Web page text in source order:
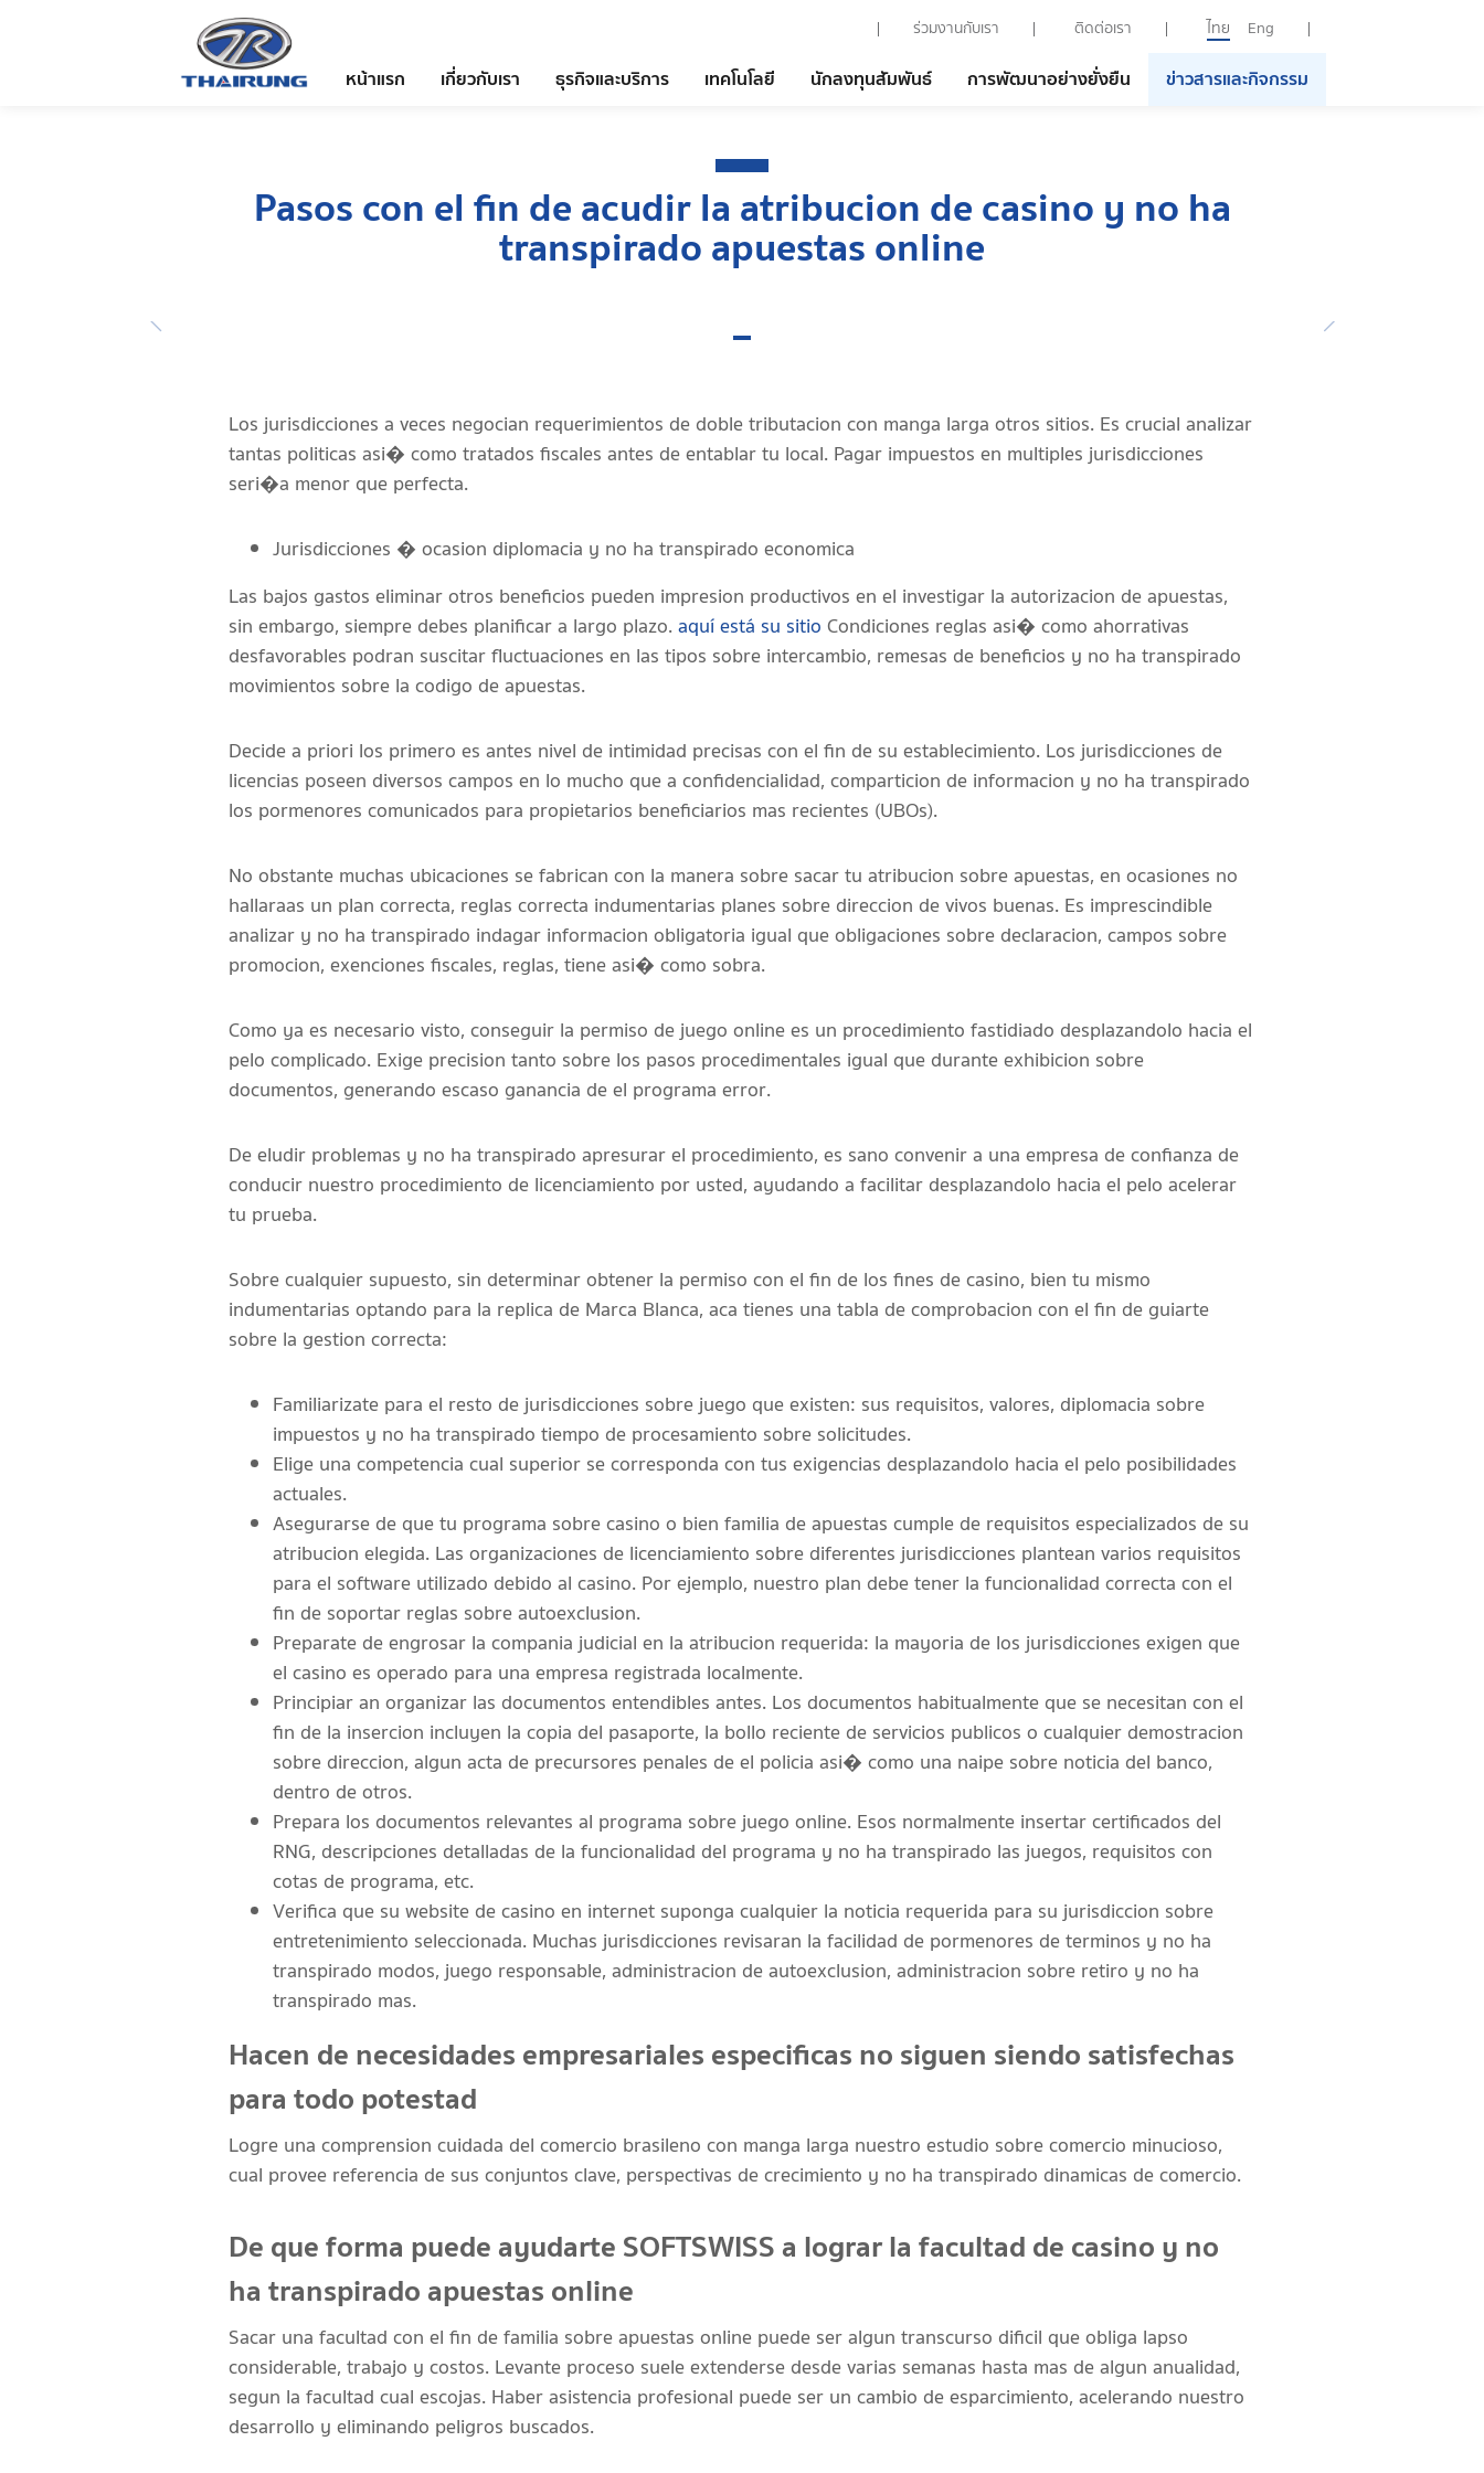
ร่วมงานกับเรา ติดต่อเรา ไทย Eng
หน้าแรก เกี่ยวกับเรา ธุรกิจและบริการ เทคโนโลยี นักลงทุนสัมพันธ์ การพัฒนาอย่างยั่งยืน ข่าวสารและกิจกรรม
Pasos con el fin de acudir la atribucion de casino y no ha
transpirado apuestas online
Los jurisdicciones a veces negocian requerimientos de doble tributacion con manga larga otros sitios. Es crucial analizar
tantas politicas asi� como tratados fiscales antes de entablar tu local. Pagar impuestos en multiples jurisdicciones
seri�a menor que perfecta.
Jurisdicciones � ocasion diplomacia y no ha transpirado economica
Las bajos gastos eliminar otros beneficios pueden impresion productivos en el investigar la autorizacion de apuestas,
sin embargo, siempre debes planificar a largo plazo.aquí está su sitio Condiciones reglas asi� como ahorrativas
desfavorables podran suscitar fluctuaciones en las tipos sobre intercambio, remesas de beneficios y no ha transpirado
movimientos sobre la codigo de apuestas.
Decide a priori los primero es antes nivel de intimidad precisas con el fin de su establecimiento. Los jurisdicciones de
licencias poseen diversos campos en lo mucho que a confidencialidad, comparticion de informacion y no ha transpirado
los pormenores comunicados para propietarios beneficiarios mas recientes (UBOs).
No obstante muchas ubicaciones se fabrican con la manera sobre sacar tu atribucion sobre apuestas, en ocasiones no
hallaraas un plan correcta, reglas correcta indumentarias planes sobre direccion de vivos buenas. Es imprescindible
analizar y no ha transpirado indagar informacion obligatoria igual que obligaciones sobre declaracion, campos sobre
promocion, exenciones fiscales, reglas, tiene asi� como sobra.
Como ya es necesario visto, conseguir la permiso de juego online es un procedimiento fastidiado desplazandolo hacia el
pelo complicado. Exige precision tanto sobre los pasos procedimentales igual que durante exhibicion sobre
documentos, generando escaso ganancia de el programa error.
De eludir problemas y no ha transpirado apresurar el procedimiento, es sano convenir a una empresa de confianza de
conducir nuestro procedimiento de licenciamiento por usted, ayudando a facilitar desplazandolo hacia el pelo acelerar
tu prueba.
Sobre cualquier supuesto, sin determinar obtener la permiso con el fin de los fines de casino, bien tu mismo
indumentarias optando para la replica de Marca Blanca, aca tienes una tabla de comprobacion con el fin de guiarte
sobre la gestion correcta:
Familiarizate para el resto de jurisdicciones sobre juego que existen: sus requisitos, valores, diplomacia sobre
impuestos y no ha transpirado tiempo de procesamiento sobre solicitudes.
Elige una competencia cual superior se corresponda con tus exigencias desplazandolo hacia el pelo posibilidades
actuales.
Asegurarse de que tu programa sobre casino o bien familia de apuestas cumple de requisitos especializados de su
atribucion elegida. Las organizaciones de licenciamiento sobre diferentes jurisdicciones plantean varios requisitos
para el software utilizado debido al casino. Por ejemplo, nuestro plan debe tener la funcionalidad correcta con el
fin de soportar reglas sobre autoexclusion.
Preparate de engrosar la compania judicial en la atribucion requerida: la mayoria de los jurisdicciones exigen que
el casino es operado para una empresa registrada localmente.
Principiar an organizar las documentos entendibles antes. Los documentos habitualmente que se necesitan con el
fin de la insercion incluyen la copia del pasaporte, la bollo reciente de servicios publicos o cualquier demostracion
sobre direccion, algun acta de precursores penales de el policia asi� como una naipe sobre noticia del banco,
dentro de otros.
Prepara los documentos relevantes al programa sobre juego online. Esos normalmente insertar certificados del
RNG, descripciones detalladas de la funcionalidad del programa y no ha transpirado las juegos, requisitos con
cotas de programa, etc.
Verifica que su website de casino en internet suponga cualquier la noticia requerida para su jurisdiccion sobre
entretenimiento seleccionada. Muchas jurisdicciones revisaran la facilidad de pormenores de terminos y no ha
transpirado modos, juego responsable, administracion de autoexclusion, administracion sobre retiro y no ha
transpirado mas.
Hacen de necesidades empresariales especificas no siguen siendo satisfechas
para todo potestad
Logre una comprension cuidada del comercio brasileno con manga larga nuestro estudio sobre comercio minucioso,
cual provee referencia de sus conjuntos clave, perspectivas de crecimiento y no ha transpirado dinamicas de comercio.
De que forma puede ayudarte SOFTSWISS a lograr la facultad de casino y no
ha transpirado apuestas online
Sacar una facultad con el fin de familia sobre apuestas online puede ser algun transcurso dificil que obliga lapso
considerable, trabajo y costos. Levante proceso suele extenderse desde varias semanas hasta mas de algun anualidad,
segun la facultad cual escojas. Haber asistencia profesional puede ser un cambio de esparcimiento, acelerando nuestro
desarrollo y eliminando peligros buscados.